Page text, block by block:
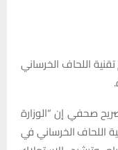
اللحاف الخرساني
صحفي إن “الوزارة
اللحاف الخرساني في